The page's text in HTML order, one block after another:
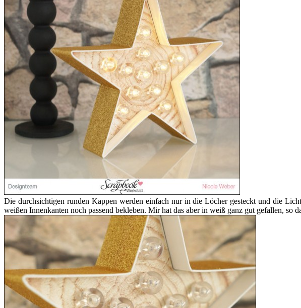
Die durchsichtigen runden Kappen werden einfach nur in die Löcher gesteckt und die
weißen Innenkanten noch passend bekleben. Mir hat das aber in weiß ganz gut gefallen, so